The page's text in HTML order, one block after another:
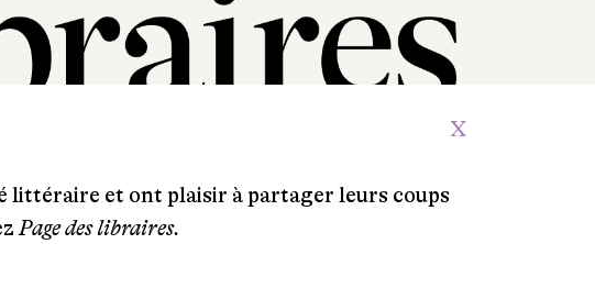
X
littéraire et ont plaisir à partager leurs coups
Page des libraires.